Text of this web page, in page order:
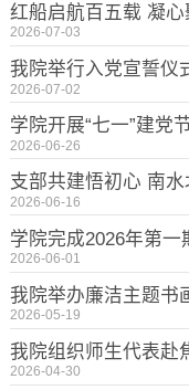
2026-07-03
我院举行入党宣誓仪
2026-07-02
学院开展“七一”建党
2026-06-26
2026-06-16
学院完成2026年第
2026-06-01
我院举办廉洁主题书
2026-05-19
2026-04-30